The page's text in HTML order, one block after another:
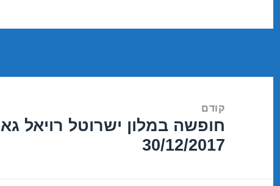
קודם
הפוסט
הקודם:
חופשה במלון ישרוטל רויאל
30/12/2017